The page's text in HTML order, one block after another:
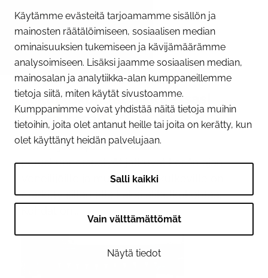
Käytämme evästeitä tarjoamamme sisällön ja
mainosten räätälöimiseen, sosiaalisen median
ominaisuuksien tukemiseen ja kävijämäärämme
analysoimiseen. Lisäksi jaamme sosiaalisen median,
mainosalan ja analytiikka-alan kumppaneillemme
tietoja siitä, miten käytät sivustoamme.
Kumppanimme voivat yhdistää näitä tietoja muihin
tietoihin, joita olet antanut heille tai joita on kerätty, kun
olet käyttänyt heidän palvelujaan.
Salli kaikki
Vain välttämättömät
Näytä tiedot
09.06.2026
Huomioi Tornion sillan
alikulkukohdat liikkuessasi
joella kesällä
Tornionjoen ylittävän sillan
peruskunnostustyöt jatkuvat kesän ajan.
Veneilijöille ja muille joella kulkeville on
merkitty sillan alle kaksi alikulkukohtaa.